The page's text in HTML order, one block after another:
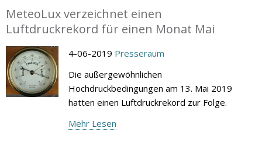
MeteoLux verzeichnet einen
Luftdruckrekord für einen Monat Mai
4-06-2019 Presseraum
Die außergewöhnlichen
Hochdruckbedingungen am 13. Mai 2019
hatten einen Luftdruckrekord zur Folge.
Mehr Lesen